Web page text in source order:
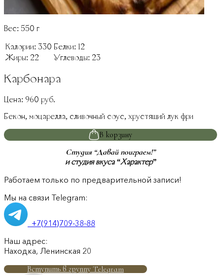
Вес: 550 г
Калории: 330 Белки: 12
Жиры: 22 Углеводы: 23
Карбонара
Цена: 960 руб.
Бекон, моцарелла, сливочный соус, хрустящий лук фри
В корзину
Студия “Давай поиграем!”
и студия вкуса “Характер”
Работаем только по предварительной записи!
Мы на связи Telegram:
+7(914)709-38-88
Наш адрес:
Находка, Ленинская 20
Вступить в группу Telegram